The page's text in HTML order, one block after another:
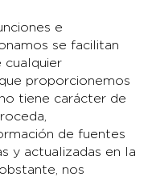
e
se facilitan
cualquier
proporcionemos
tiene carácter de
de fuentes
y actualizadas en la
nos